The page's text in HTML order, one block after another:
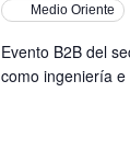
Medio Oriente
Evento B2B del
como ingeniería